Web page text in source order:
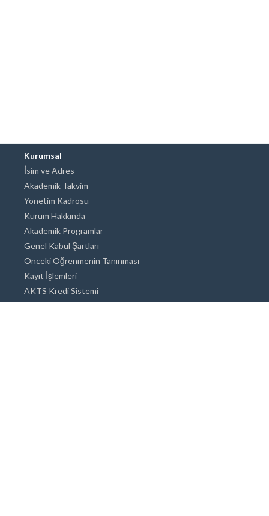
Kurumsal
İsim ve Adres
Akademik Takvim
Yönetim Kadrosu
Kurum Hakkında
Akademik Programlar
Genel Kabul Şartları
Önceki Öğrenmenin Tanınması
Kayıt İşlemleri
AKTS Kredi Sistemi